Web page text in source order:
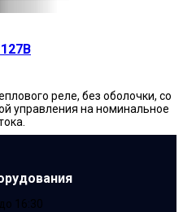
реле, без оболочки, со
управления на номинальное
16:30